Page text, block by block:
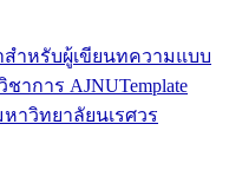
ำหรับผู้เขียนทความแบบ
ชาการ AJNUTemplate
าวิทยาลัยนเรศวร